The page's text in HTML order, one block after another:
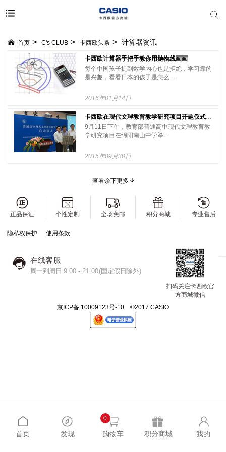
首页 C's CLUB 卡西欧头条 计算器资讯
卡西欧计算器手把手教你用抛物线画画
每个中国孩子提到数学内心也是拒绝，学习靠的
是兴趣，看看日本的孩子是怎么 ...
2016年01月14日
卡西欧在现代文理教育教学研究项目开题仪式上为绵阳南山中学捐赠教学仪器
9月11日下午，教育部普通高中现代文理教育教
学研究项目在绵阳南山中学举 ...
2015年09月30日
查看余下更多
正品保证 个性定制 全场免邮 积分商城 专业售后
隐私权保护 使用条款
在线客服
周一到周日 9:00 - 21:00(国定假日除外)
扫码关注卡西欧官
方商城微信
京ICP备 10009123号-10 ©2017 CASIO
首页 发现
0
购物车 积分商城 我的